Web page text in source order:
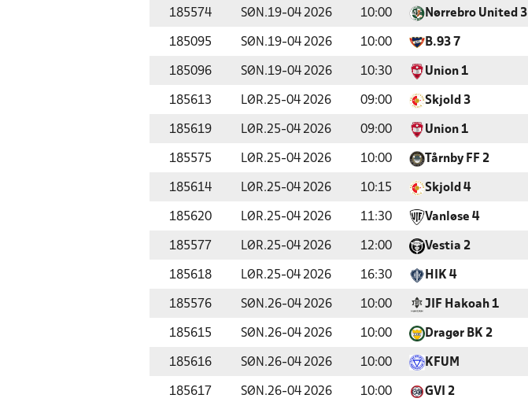
185574 SØN.19-04 2026 10:00 Nørrebro United 3
185095 SØN.19-04 2026 10:00 B.93 7
185096 SØN.19-04 2026 10:30 Union 1
185613 LØR.25-04 2026 09:00 Skjold 3
185619 LØR.25-04 2026 09:00 Union 1
185575 LØR.25-04 2026 10:00 Tårnby FF 2
185614 LØR.25-04 2026 10:15 Skjold 4
185620 LØR.25-04 2026 11:30 Vanløse 4
185577 LØR.25-04 2026 12:00 Vestia 2
185618 LØR.25-04 2026 16:30 HIK 4
185576 SØN.26-04 2026 10:00 JIF Hakoah 1
185615 SØN.26-04 2026 10:00 Dragør BK 2
185616 SØN.26-04 2026 10:00 KFUM
185617 SØN.26-04 2026 10:00 GVI 2